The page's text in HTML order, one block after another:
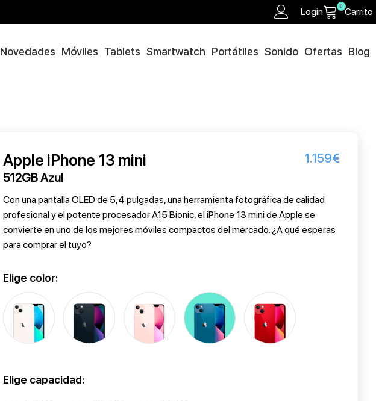
Login 0 Carrito
Novedades Móviles Tablets Smartwatch Portátiles Sonido Ofertas Blog
1.159€
Apple iPhone 13 mini
512GB Azul
Con una pantalla OLED de 5,4 pulgadas, una herramienta fotográfica de calidad
profesional y el potente procesador A15 Bionic, el iPhone 13 mini de Apple se
convierte en uno de los mejores móviles compactos del mercado. ¿A qué esperas
para comprar el tuyo?
Elige color:
Elige capacidad: